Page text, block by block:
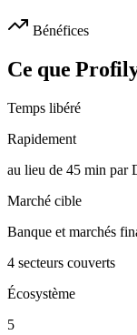
Bénéfices
Ce que
Temps libéré
Rapidement
au lieu de 45 min par
Marché cible
Banque et marchés
4 secteurs couverts
Écosystème
5